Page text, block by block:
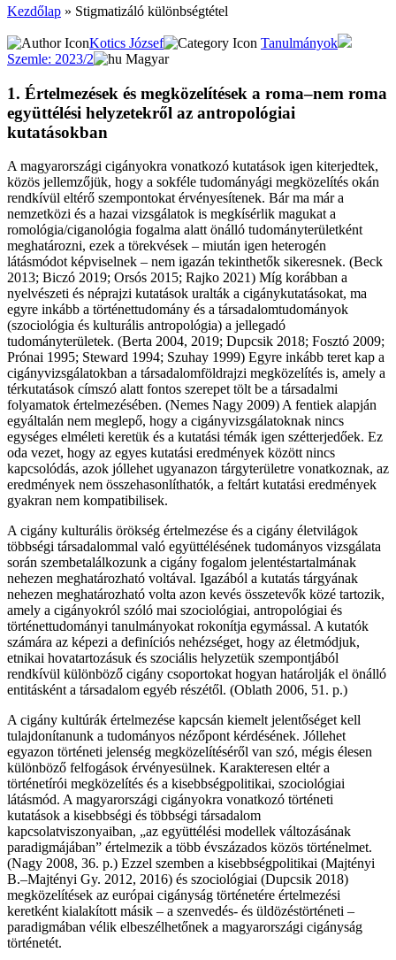
Kezdőlap » Stigmatizáló különbségtétel
Kotics József
Tanulmányok
Szemle: 2023/2
Magyar
1. Értelmezések és megközelítések a roma–nem roma
együttélési helyzetekről az antropológiai
kutatásokban
A magyarországi cigányokra vonatkozó kutatások igen kiterjedtek,
közös jellemzőjük, hogy a sokféle tudományági megközelítés okán
rendkívül eltérő szempontokat érvényesítenek. Bár ma már a
nemzetközi és a hazai vizsgálatok is megkísérlik magukat a
romológia/ciganológia fogalma alatt önálló tudományterületként
meghatározni, ezek a törekvések – miután igen heterogén
látásmódot képviselnek – nem igazán tekinthetők sikeresnek. (Beck
2013; Biczó 2019; Orsós 2015; Rajko 2021) Míg korábban a
nyelvészeti és néprajzi kutatások uralták a cigánykutatásokat, ma
egyre inkább a történettudomány és a társadalomtudományok
(szociológia és kulturális antropológia) a jellegadó
tudományterületek. (Berta 2004, 2019; Dupcsik 2018; Fosztó 2009;
Prónai 1995; Steward 1994; Szuhay 1999) Egyre inkább teret kap a
cigányvizsgálatokban a társadalomföldrajzi megközelítés is, amely a
térkutatások címszó alatt fontos szerepet tölt be a társadalmi
folyamatok értelmezésében. (Nemes Nagy 2009) A fentiek alapján
egyáltalán nem meglepő, hogy a cigányvizsgálatoknak nincs
egységes elméleti keretük és a kutatási témák igen szétterjedőek. Ez
oda vezet, hogy az egyes kutatási eredmények között nincs
kapcsolódás, azok jóllehet ugyanazon tárgyterületre vonatkoznak, az
eredmények nem összehasonlíthatók, a feltárt kutatási eredmények
gyakran nem kompatibilisek.
A cigány kulturális örökség értelmezése és a cigány életvilágok
többségi társadalommal való együttélésének tudományos vizsgálata
során szembetalálkozunk a cigány fogalom jelentéstartalmának
nehezen meghatározható voltával. Igazából a kutatás tárgyának
nehezen meghatározható volta azon kevés összetevők közé tartozik,
amely a cigányokról szóló mai szociológiai, antropológiai és
történettudományi tanulmányokat rokonítja egymással. A kutatók
számára az képezi a definíciós nehézséget, hogy az életmódjuk,
etnikai hovatartozásuk és szociális helyzetük szempontjából
rendkívül különböző cigány csoportokat hogyan határolják el önálló
entitásként a társadalom egyéb részétől. (Oblath 2006, 51. p.)
A cigány kultúrák értelmezése kapcsán kiemelt jelentőséget kell
tulajdonítanunk a tudományos nézőpont kérdésének. Jóllehet
egyazon történeti jelenség megközelítéséről van szó, mégis élesen
különböző felfogások érvényesülnek. Karakteresen eltér a
történetírói megközelítés és a kisebbségpolitikai, szociológiai
látásmód. A magyarországi cigányokra vonatkozó történeti
kutatások a kisebbségi és többségi társadalom
kapcsolatviszonyaiban, „az együttélési modellek változásának
paradigmájában” értelmezik a több évszázados közös történelmet.
(Nagy 2008, 36. p.) Ezzel szemben a kisebbségpolitikai (Majtényi
B.–Majtényi Gy. 2012, 2016) és szociológiai (Dupcsik 2018)
megközelítések az európai cigányság történetére értelmezési
keretként kialakított másik – a szenvedés- és üldözéstörténeti –
paradigmában vélik elbeszélhetőnek a magyarországi cigányság
történetét.